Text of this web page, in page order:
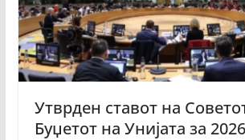
Утврден ставот на
Буџетот на Унијата за